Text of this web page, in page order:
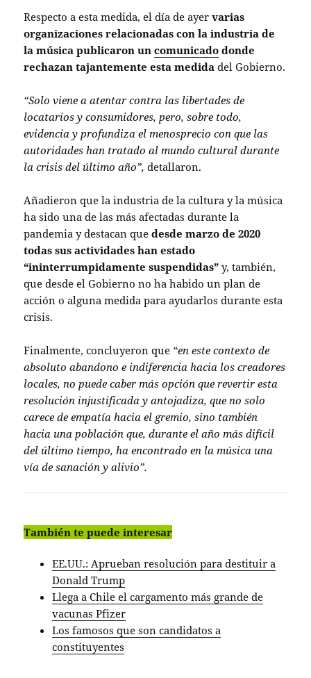
Respecto a esta medida, el día de ayervarias
organizaciones relacionadas con la industria de
la música publicaron uncomunicado donde
rechazan tajantemente esta medida del Gobierno.
“Solo viene a atentar contra las libertades de
locatarios y consumidores, pero, sobre todo,
evidencia y profundiza el menosprecio con que las
autoridades han tratado al mundo cultural durante
la crisis del último año”, detallaron.
Añadieron que la industria de la cultura y la música
ha sido una de las más afectadas durante la
pandemia y destacan quedesde marzo de 2020
todas sus actividades han estado
“ininterrumpidamente suspendidas” y, también,
que desde el Gobierno no ha habido un plan de
acción o alguna medida para ayudarlos durante esta
crisis.
Finalmente, concluyeron que “en este contexto de
absoluto abandono e indiferencia hacia los creadores
locales, no puede caber más opción que revertir esta
resolución injustificada y antojadiza, que no solo
carece de empatía hacia el gremio, sino también
hacia una población que, durante el año más difícil
del último tiempo, ha encontrado en la música una
vía de sanación y alivio”.
También te puede interesar
EE.UU.: Aprueban resolución para destituir a
Donald Trump
Llega a Chile el cargamento más grande de
vacunas Pfizer
Los famosos que son candidatos a
constituyentes